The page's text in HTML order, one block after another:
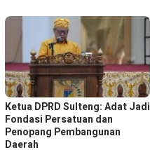
Ketua DPRD Sulteng: Adat Jadi
Fondasi Persatuan dan
Penopang Pembangunan
Daerah